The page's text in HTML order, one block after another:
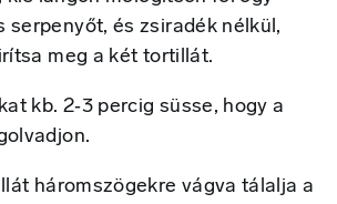
serpenyőt, és zsiradék nélkül,
meg a két tortillát.
kb. 2‑3 percig süsse, hogy a
háromszögekre vágva tálalja a